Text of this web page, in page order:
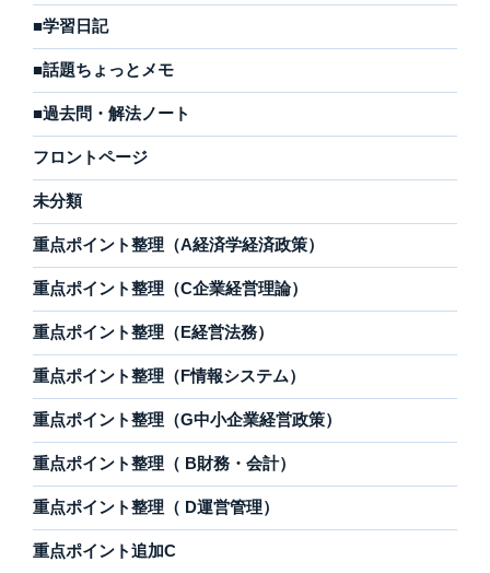
■学習日記
■話題ちょっとメモ
■過去問・解法ノート
フロントページ
未分類
重点ポイント整理（A経済学経済政策）
重点ポイント整理（C企業経営理論）
重点ポイント整理（E経営法務）
重点ポイント整理（F情報システム）
重点ポイント整理（G中小企業経営政策）
重点ポイント整理（ B財務・会計）
重点ポイント整理（ D運営管理）
重点ポイント追加C